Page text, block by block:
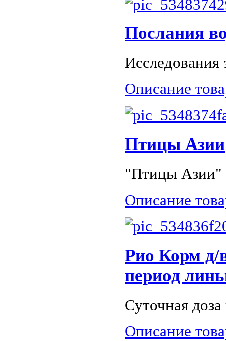
Послания
Исследования
Описание
Птицы Азии
"Птицы Азии"
Описание
Рио Корм д/
период
Суточная
Описание